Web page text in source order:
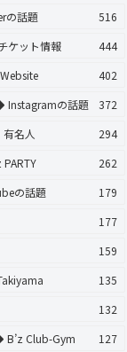
の話題
516
ケット情報
444
402
Instagramの話題
372
名人
294
PARTY
262
の話題
179
177
159
135
132
B’z Club-Gym
127